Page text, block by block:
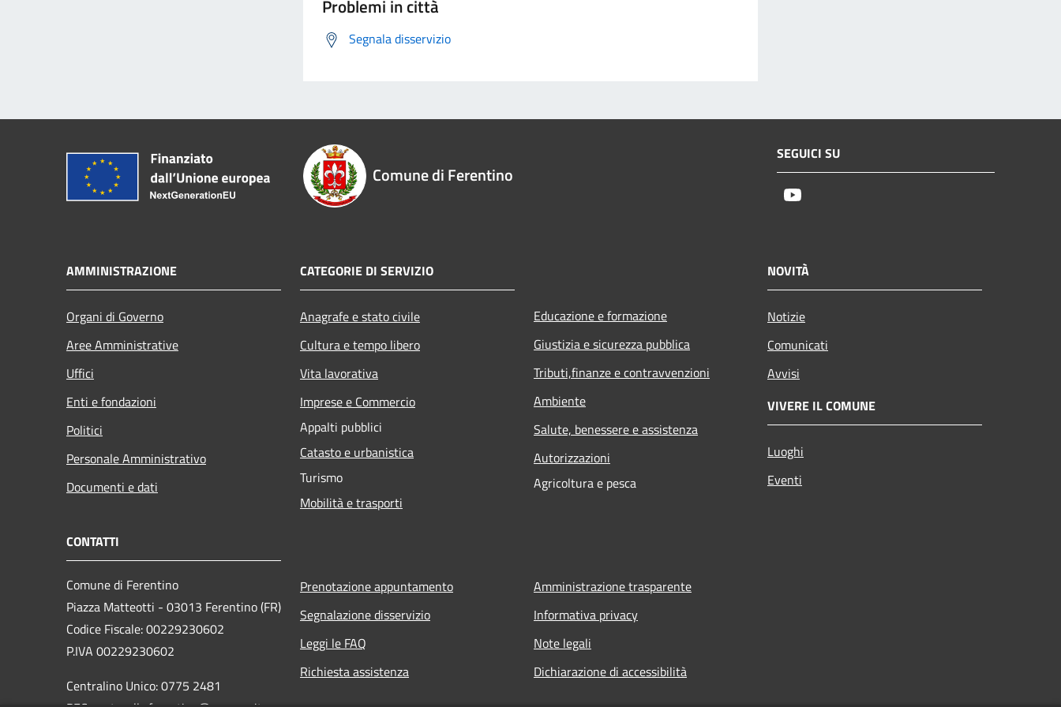
Problemi in città
Segnala disservizio
Comune di Ferentino
SEGUICI SU
AMMINISTRAZIONE
Organi di Governo
Aree Amministrative
Uffici
Enti e fondazioni
Politici
Personale Amministrativo
Documenti e dati
CATEGORIE DI SERVIZIO
Anagrafe e stato civile
Cultura e tempo libero
Vita lavorativa
Imprese e Commercio
Appalti pubblici
Catasto e urbanistica
Turismo
Mobilità e trasporti
Educazione e formazione
Giustizia e sicurezza pubblica
Tributi,finanze e contravvenzioni
Ambiente
Salute, benessere e assistenza
Autorizzazioni
Agricoltura e pesca
NOVITÀ
Notizie
Comunicati
Avvisi
VIVERE IL COMUNE
Luoghi
Eventi
CONTATTI
Comune di Ferentino
Piazza Matteotti - 03013 Ferentino (FR)
Codice Fiscale: 00229230602
P.IVA 00229230602
Centralino Unico: 0775 2481
Prenotazione appuntamento
Segnalazione disservizio
Leggi le FAQ
Richiesta assistenza
Amministrazione trasparente
Informativa privacy
Note legali
Dichiarazione di accessibilità